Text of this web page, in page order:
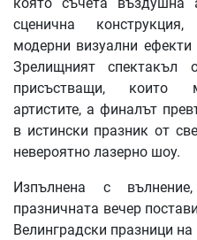
сценична
модерни визуални
Зрелищният спектакъл
присъстващи, които
артистите, а финалът
в истински празник от
невероятно лазерно шоу.
Изпълнена с
празничната вечер
Велинградски празници